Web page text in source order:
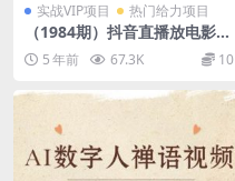
实战VIP项目 热门给力项目
（1984期）抖音直播放电影一
天赚上千+小游戏合伙人一周
赚几千+线上黄金回收一天赚1
5 年前 67.3K 10